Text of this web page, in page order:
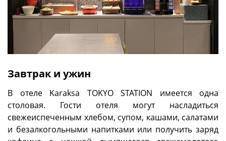
Завтрак и ужин
В отеле Karaksa TOKYO STATION имеется одна
столовая. Гости отеля могут насладиться
свежеиспеченным хлебом, супом, кашами, салатами
и безалкогольными напитками или получить заряд